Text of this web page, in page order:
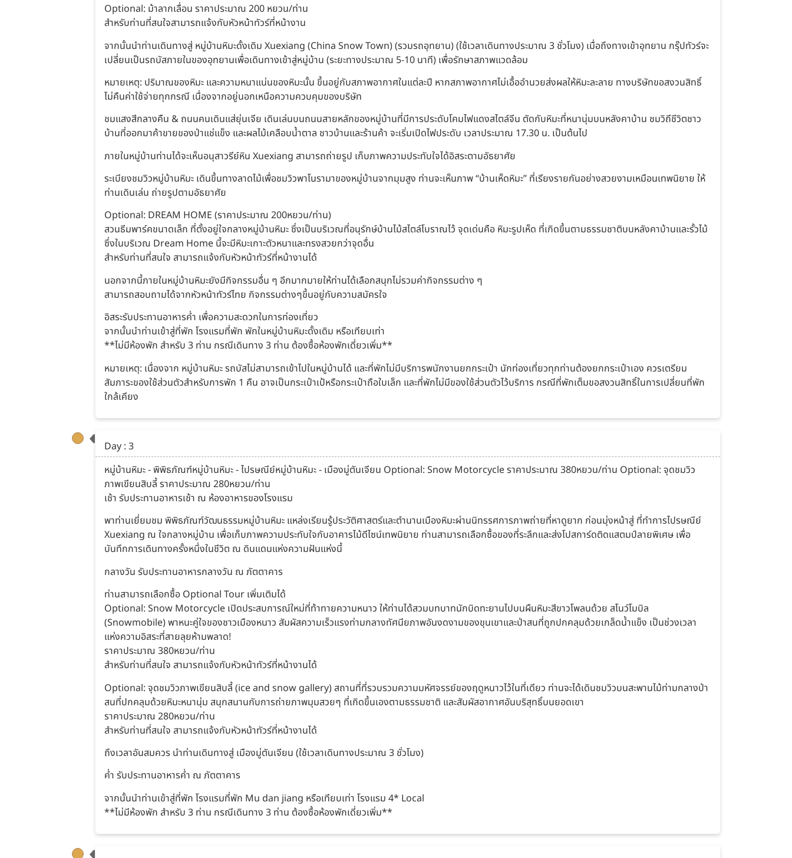
Optional: ม้าลากเลื่อน ราคาประมาณ 200 หยวน/ท่าน
สำหรับท่านที่สนใจสามารถแจ้งกับหัวหน้าทัวร์ที่หน้างาน
จากนั้นนำท่านเดินทางสู่ หมู่บ้านหิมะดั้งเดิม Xuexiang (China Snow Town) (รวมรถอุทยาน) (ใช้เวลาเดินทางประมาณ 3 ชั่วโมง) เมื่อถึงทางเข้าอุทยาน กรุ๊ปทัวร์จะ
เปลี่ยนเป็นรถบัสภายในของอุทยานเพื่อเดินทางเข้าสู่หมู่บ้าน (ระยะทางประมาณ 5-10 นาที) เพื่อรักษาสภาพแวดล้อม
หมายเหตุ: ปริมาณของหิมะ และความหนาแน่นของหิมะนั้น ขึ้นอยู่กับสภาพอากาศในแต่ละปี หากสภาพอากาศไม่เอื้ออำนวยส่งผลให้หิมะละลาย ทางบริษัทขอสงวนสิทธิ์
ไม่คืนค่าใช้จ่ายทุกกรณี เนื่องจากอยู่นอกเหนือความควบคุมของบริษัท
ชมแสงสีกลางคืน & ถนนคนเดินแส่ยุ่นเจีย เดินเล่นบนถนนสายหลักของหมู่บ้านที่มีการประดับโคมไฟแดงสไตล์จีน ตัดกับหิมะที่หนานุ่มบนหลังคาบ้าน ชมวิถีชีวิตชาว
บ้านที่ออกมาค้าขายของป่าแช่แข็ง และผลไม้เคลือบน้ำตาล ชาวบ้านและร้านค้า จะเริ่มเปิดไฟประดับ เวลาประมาณ 17.30 น. เป็นต้นไป
ภายในหมู่บ้านท่านได้จะเห็นอนุสาวรีย์หิน Xuexiang สามารถถ่ายรูป เก็บภาพความประทับใจได้อิสระตามอัธยาศัย
ระเบียงชมวิวหมู่บ้านหิมะ เดินขึ้นทางลาดไม้เพื่อชมวิวพาโนรามาของหมู่บ้านจากมุมสูง ท่านจะเห็นภาพ “บ้านเห็ดหิมะ” ที่เรียงรายกันอย่างสวยงามเหมือนเทพนิยาย ให้
ท่านเดินเล่น ถ่ายรูปตามอัธยาศัย
Optional: DREAM HOME (ราคาประมาณ 200หยวน/ท่าน)
สวนธีมพาร์คขนาดเล็ก ที่ตั้งอยู่ใจกลางหมู่บ้านหิมะ ซึ่งเป็นบริเวณที่อนุรักษ์บ้านไม้สไตล์โบราณไว้ จุดเด่นคือ หิมะรูปเห็ด ที่เกิดขึ้นตามธรรมชาติบนหลังคาบ้านและรั้วไม้
ซึ่งในบริเวณ Dream Home นี้จะมีหิมะเกาะตัวหนาและทรงสวยกว่าจุดอื่น
สำหรับท่านที่สนใจ สามารถแจ้งกับหัวหน้าทัวร์ที่หน้างานได้
นอกจากนี้ภายในหมู่บ้านหิมะยังมีกิจกรรมอื่น ๆ อีกมากมายให้ท่านได้เลือกสนุกไม่รวมค่ากิจกรรมต่าง ๆ
สามารถสอบถามได้จากหัวหน้าทัวร์ไทย กิจกรรมต่างๆขึ้นอยู่กับความสมัครใจ
อิสระรับประทานอาหารค่ำ เพื่อความสะดวกในการท่องเที่ยว
จากนั้นนำท่านเข้าสู่ที่พัก โรงแรมที่พัก พักในหมู่บ้านหิมะดั้งเดิม หรือเทียบเท่า
**ไม่มีห้องพัก สำหรับ 3 ท่าน กรณีเดินทาง 3 ท่าน ต้องซื้อห้องพักเดี่ยวเพิ่ม**
หมายเหตุ: เนื่องจาก หมู่บ้านหิมะ รถบัสไม่สามารถเข้าไปในหมู่บ้านได้ และที่พักไม่มีบริการพนักงานยกกระเป๋า นักท่องเที่ยวทุกท่านต้องยกกระเป๋าเอง ควรเตรียม
สัมภาระของใช้ส่วนตัวสำหรับการพัก 1 คืน อาจเป็นกระเป๋าเป้หรือกระเป๋าถือใบเล็ก และที่พักไม่มีของใช้ส่วนตัวไว้บริการ กรณีที่พักเต็มขอสงวนสิทธิ์ในการเปลี่ยนที่พัก
ใกล้เคียง
Day : 3
หมู่บ้านหิมะ - พิพิธภัณฑ์หมู่บ้านหิมะ - ไปรษณีย์หมู่บ้านหิมะ - เมืองมู่ตันเจียน Optional: Snow Motorcycle ราคาประมาณ 380หยวน/ท่าน Optional: จุดชมวิว
ภาพเขียนสิบลี้ ราคาประมาณ 280หยวน/ท่าน
เช้า รับประทานอาหารเช้า ณ ห้องอาหารของโรงแรม
พาท่านเยี่ยมชม พิพิธภัณฑ์วัฒนธรรมหมู่บ้านหิมะ แหล่งเรียนรู้ประวัติศาสตร์และตำนานเมืองหิมะผ่านนิทรรศการภาพถ่ายที่หาดูยาก ก่อนมุ่งหน้าสู่ ที่ทำการไปรษณีย์
Xuexiang ณ ใจกลางหมู่บ้าน เพื่อเก็บภาพความประทับใจกับอาคารไม้ดีไซน์เทพนิยาย ท่านสามารถเลือกซื้อของที่ระลึกและส่งโปสการ์ดติดแสตมป์ลายพิเศษ เพื่อ
บันทึกการเดินทางครั้งหนึ่งในชีวิต ณ ดินแดนแห่งความฝันแห่งนี้
กลางวัน รับประทานอาหารกลางวัน ณ ภัตตาคาร
ท่านสามารถเลือกซื้อ Optional Tour เพิ่มเติมได้
Optional: Snow Motorcycle เปิดประสบการณ์ใหม่ที่ท้าทายความหนาว ให้ท่านได้สวมบทบาทนักบิดทะยานไปบนผืนหิมะสีขาวโพลนด้วย สโนว์โมบิล
(Snowmobile) พาหนะคู่ใจของชาวเมืองหนาว สัมผัสความเร็วแรงท่ามกลางทัศนียภาพอันงดงามของขุนเขาและป่าสนที่ถูกปกคลุมด้วยเกล็ดน้ำแข็ง เป็นช่วงเวลา
แห่งความอิสระที่สายลุยห้ามพลาด!
ราคาประมาณ 380หยวน/ท่าน
สำหรับท่านที่สนใจ สามารถแจ้งกับหัวหน้าทัวร์ที่หน้างานได้
Optional: จุดชมวิวภาพเขียนสิบลี้ (ice and snow gallery) สถานที่ที่รวบรวมความมหัศจรรย์ของฤดูหนาวไว้ในที่เดียว ท่านจะได้เดินชมวิวบนสะพานไม้ท่ามกลางป่า
สนที่ปกคลุมด้วยหิมะหนานุ่ม สนุกสนานกับการถ่ายภาพมุมสวยๆ ที่เกิดขึ้นเองตามธรรมชาติ และสัมผัสอากาศอันบริสุทธิ์บนยอดเขา
ราคาประมาณ 280หยวน/ท่าน
สำหรับท่านที่สนใจ สามารถแจ้งกับหัวหน้าทัวร์ที่หน้างานได้
ถึงเวลาอันสมควร นำท่านเดินทางสู่ เมืองมู่ตันเจียน (ใช้เวลาเดินทางประมาณ 3 ชั่วโมง)
ค่ำ รับประทานอาหารค่ำ ณ ภัตตาคาร
จากนั้นนำท่านเข้าสู่ที่พัก โรงแรมที่พัก Mu dan jiang หรือเทียบเท่า โรงแรม 4* Local
**ไม่มีห้องพัก สำหรับ 3 ท่าน กรณีเดินทาง 3 ท่าน ต้องซื้อห้องพักเดี่ยวเพิ่ม**